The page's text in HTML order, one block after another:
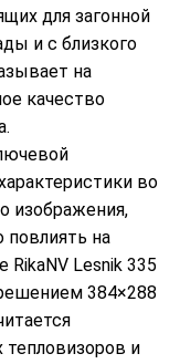
для загонной
и с близкого
на
качество
во
изображения,
на
Lesnik 335
384×288
тепловизоров и